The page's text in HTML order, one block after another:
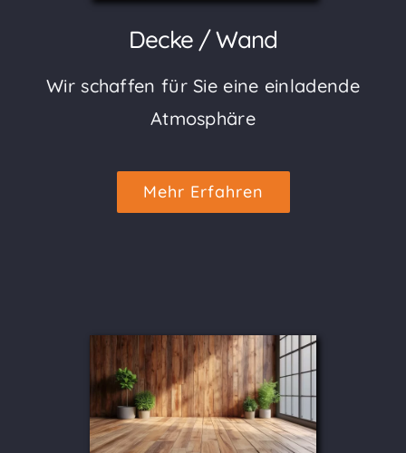
Decke / Wand
Wir schaffen für Sie eine einladende
Atmosphäre
Mehr Erfahren